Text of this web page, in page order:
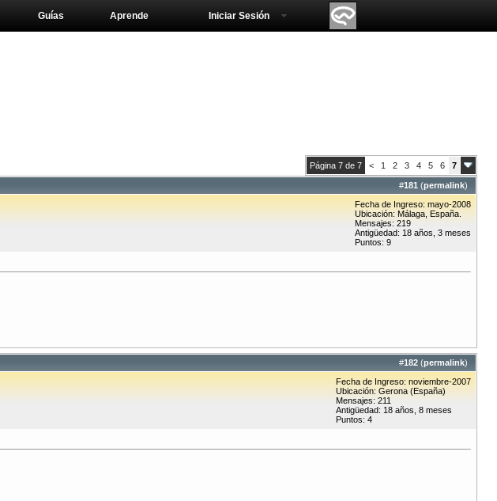
Aprende
Guías Iniciar Sesión
Página 7 de 7 < 1 2 3 4 5 6 7
#181 (permalink)
Fecha de Ingreso: mayo-2008
Ubicación: Málaga, España.
Mensajes: 219
Antigüedad: 18 años, 3 meses
Puntos: 9
#182 (permalink)
Fecha de Ingreso: noviembre-2007
Ubicación: Gerona (España)
Mensajes: 211
Antigüedad: 18 años, 8 meses
Puntos: 4